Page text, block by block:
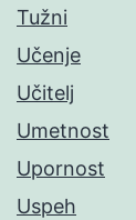
Tužni
Učenje
Učitelj
Umetnost
Upornost
Uspeh